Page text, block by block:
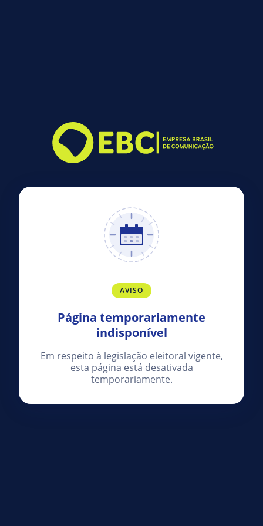
AVISO
Página temporariamente
indisponível
Em respeito à legislação eleitoral vigente,
esta página está desativada
temporariamente.